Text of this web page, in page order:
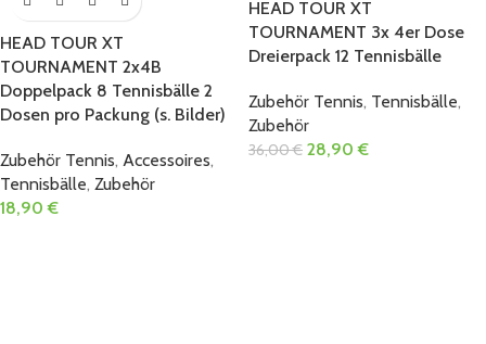
HEAD TOUR XT
TOURNAMENT 2x4B
Doppelpack 8 Tennisbälle 2
Dosen pro Packung (s. Bilder)
Zubehör Tennis, Accessoires,
Tennisbälle, Zubehör
18,90€
HEAD TOUR XT
TOURNAMENT 3x 4er Dose
Dreierpack 12 Tennisbälle
Zubehör Tennis, Tennisbälle,
Zubehör
36,00€ 28,90€